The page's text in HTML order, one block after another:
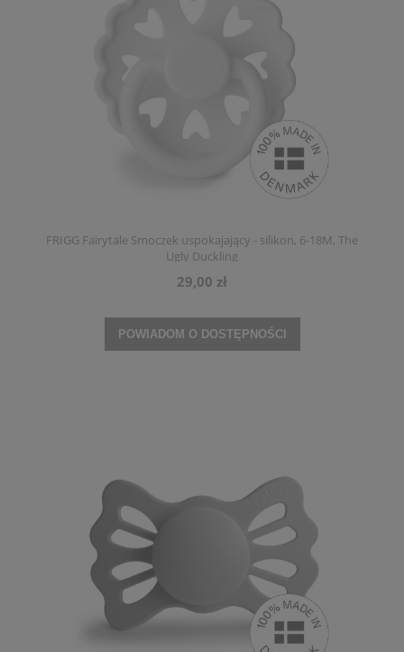
FRIGG Fairytale Smoczek uspokajający - silikon, 6-18M, The
Ugly Duckling
29,00 zł
POWIADOM O DOSTĘPNOŚCI